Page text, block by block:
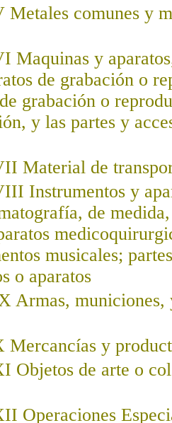
comunes y
Maquinas y
de grabación o
grabación o
y las partes y
Material de
Instrumentos y
de
musicales;
o aparatos
Armas, municiones,
y
Objetos de arte o
Operaciones